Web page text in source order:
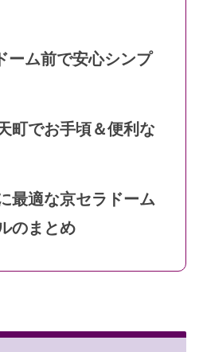
ーム前で安心シンプ
町でお手頃＆便利な
最適な京セラドーム
のまとめ